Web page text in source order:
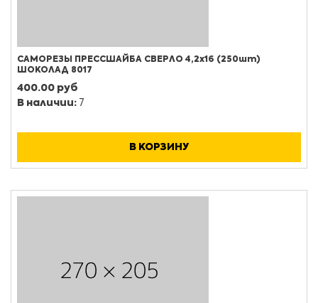
САМОРЕЗЫ ПРЕССШАЙБА СВЕРЛО 4,2х16 (250шт)
ШОКОЛАД 8017
400.00 руб
В наличии: 7
В КОРЗИНУ